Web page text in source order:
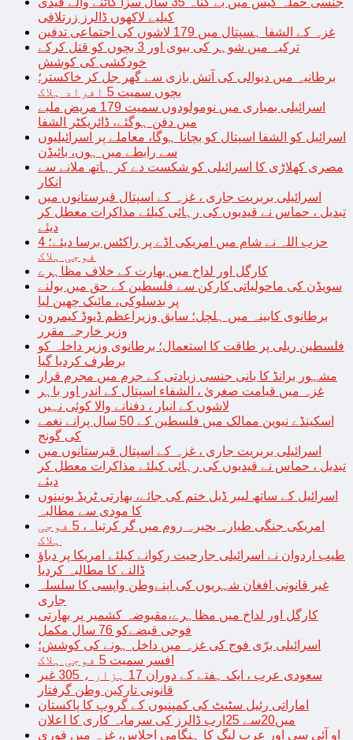
کیلیے لاکھوں ڈالرز زرتلافی
غزہ کے الشفا ہسپتال میں 179 لاشوں کی اجتماعی تدفین
ترکیہ میں شوہر کی بیوی اور 3 بچوں کو قتل کرکے
خودکشی کی کوشش
برطانیہ میں دیوالی کی آتش بازی سے گھر جل کر خاکستر؛
بچوں سمیت 5 افراد ہلاک
اسرائیلی بمباری میں نومولودوں سمیت 179 مریض ملبے
میں دفن ہوگئے، ڈائریکٹر الشفا
اسرائیل کو الشفا اسپتال کو بچانا ہوگا، معاملے پر اسرائیلیوں
سے رابطے میں ہوں، بائیڈن
مصری کھلاڑی کا اسرائیلی کو شکست دے کر ہاتھ ملانے سے
انکار
اسرائیلی بربریت جاری ، غزہ کے اسپتال قبرستانوں میں
تبدیل ، حماس نے قیدیوں کی رہائی کیلئے مذاکرات معطل کر
دیئے
حزب اللہ نے شام میں امریکی اڈے پر راکٹس برسا دیئے؛ 4
فوجی ہلاک
کارگل اور لداخ میں بھارت کے خلاف مظاہرے
سویڈن کی ماحولیاتی کارکن سے فلسطین کے حق میں بولنے
پر بدسلوکی، مائیک چھین لیا
برطانوی کابینہ میں ہلچل؛ سابق وزیراعظم ڈیوڈ کیمرون
وزیر خارجہ مقرر
فلسطین ریلی پر طاقت کا استعمال؛ برطانوی وزیر داخلہ کو
برطرف کردیا گیا
مشہور برانڈ کا بانی جنسی زیادتی کے جرم میں مجرم قرار
غزہ میں قیامت صغریٰ ، الشفاء اسپتال کے اندر اور باہر
لاشوں کے انبار ، دفنانے والا کوئی نہیں
اسکینڈے نیوین ممالک میں فلسطین کے 50 سال پرانے نغمے
کی گونج
اسرائیلی بربریت جاری ، غزہ کے اسپتال قبرستانوں میں
تبدیل ، حماس نے قیدیوں کی رہائی کیلئے مذاکرات معطل کر
دیئے
اسرائیل کے ساتھ لیبر ڈیل ختم کی جائے، بھارتی ٹریڈ یونینوں
کا مودی سے مطالبہ
امریکی جنگی طیارہ بحیرہ روم میں گر کرتباہ، 5 فوجی
ہلاک
طیب اردوان نے اسرائیلی جارحیت رکوانے کیلئے امریکا پر دباؤ
ڈالنے کا مطالبہ کردیا
غیر قانونی افغان شہریوں کی اپنےوطن واپسی کا سلسلہ
جاری
کارگل اور لداخ میں مظاہرے،مقبوضہ کشمیر پر بھارتی
فوجی قبضےکو 76 سال مکمل
اسرائیلی برّی فوج کی غزہ میں داخل ہونے کی کوشش؛
افسر سمیت 5 فوجی ہلاک
سعودی عرب ، ایک ہفتے کے دوران 17 ہزار ، 305 غیر
قانونی تارکین وطن گرفتار
اماراتی رئیل سٹیٹ کی کمپنیوں کے گروپ کا پاکستان
میں20سے 25ارب ڈالرز کی سرمایہ کاری کا اعلان
او آئی سی اور عرب لیگ کا ہنگامی اجلاس، غزہ میں فوری